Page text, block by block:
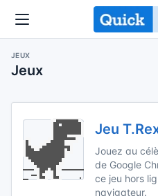
JEUX
Jeux
Jeu
Jouez au
de Google
ce jeu hors
navigateur.